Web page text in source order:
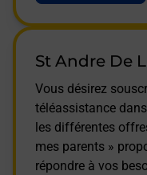
St Andre De
Vous désirez
téléassistance
les différentes
mes parents »
répondre à vos